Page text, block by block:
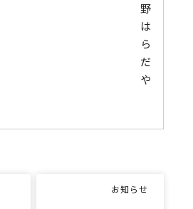
野
は
ら
だ
や
お知らせ